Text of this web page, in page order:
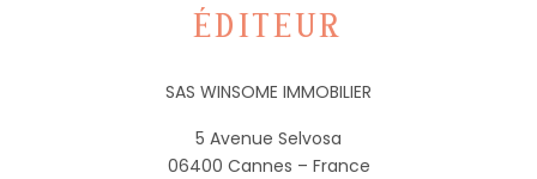
ÉDITEUR
SAS WINSOME IMMOBILIER
5 Avenue Selvosa
06400 Cannes – France